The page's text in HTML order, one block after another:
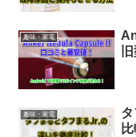
趣味・家電
趣味・家電